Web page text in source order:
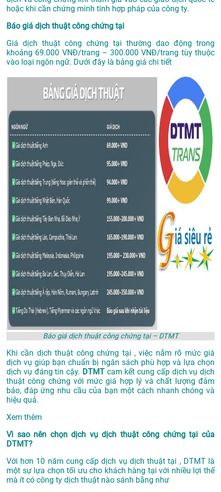
hoặc khi cần chứng minh tính hợp pháp của công ty.
Báo giá dịch thuật công chứng tại
Giá dịch thuật công chứng tại thường dao động trong
khoảng 69.000 VNĐ/trang – 300.000 VNĐ/trang tùy thuộc
vào loại ngôn ngữ. Dưới đây là bảng giá chi tiết
Báo giá dịch thuật công chứng tại – DTMT
Khi cần dịch thuật công chứng tại , việc nắm rõ mức giá
dịch vụ giúp bạn chuẩn bị ngân sách phù hợp và lựa chọn
dịch vụ đáng tin cậy. DTMT cam kết cung cấp dịch vụ dịch
thuật công chứng với mức giá hợp lý và chất lượng đảm
bảo, đáp ứng nhu cầu của bạn một cách nhanh chóng và
hiệu quả.
Xem thêm
Vì sao nên chọn dịch vụ dịch thuật công chứng tại của
DTMT?
Với hơn 10 năm cung cấp dịch vụ dịch thuật tại , DTMT là
một sự lựa chọn tối ưu cho khách hàng tại với nhiều lợi thế
mà ít có công ty dịch thuật nào sánh bằng như